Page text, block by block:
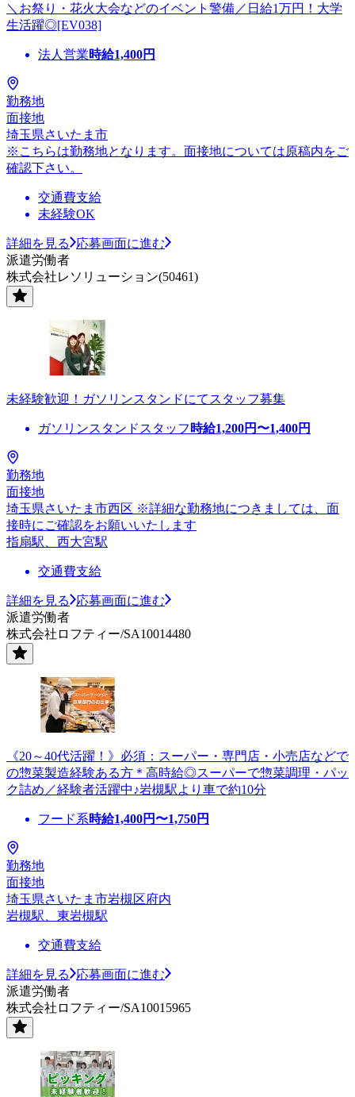
＼お祭り・花火大会などのイベント警備／日給1万円！大学
生活躍◎[EV038]
法人営業時給1,400円
勤務地
面接地
埼玉県さいたま市
※こちらは勤務地となります。面接地については原稿内をご
確認下さい。
交通費支給
未経験OK
詳細を見る
応募画面に進む
派遣労働者
株式会社レソリューション(50461)
未経験歓迎！ガソリンスタンドにてスタッフ募集
ガソリンスタンドスタッフ 時給1,200円〜1,400円
勤務地
面接地
埼玉県さいたま市西区 ※詳細な勤務地につきましては、面
接時にご確認をお願いいたします
指扇駅、西大宮駅
交通費支給
詳細を見る
応募画面に進む
派遣労働者
株式会社ロフティー/SA10014480
《20～40代活躍！》必須：スーパー・専門店・小売店などで
の惣菜製造経験ある方＊高時給◎スーパーで惣菜調理・パッ
ク詰め／経験者活躍中♪岩槻駅より車で約10分
フード系時給1,400円〜1,750円
勤務地
面接地
埼玉県さいたま市岩槻区府内
岩槻駅、東岩槻駅
交通費支給
詳細を見る
応募画面に進む
派遣労働者
株式会社ロフティー/SA10015965